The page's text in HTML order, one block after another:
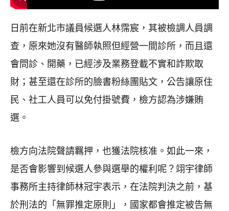
日前在新北市議員候選人林霈宸，其被檢調人員調
查，原來她沒有醫師執照但經營一間診所，而且還
會問診、開藥，已經涉及業務登載不實和詐欺取
財；甚至還在診所的臉書粉絲團貼文，公告讓原住
民、社工人員可以免付掛號費，檢方認為涉嫌賄
選。
檢方向法院聲請羈押，也獲法院核准。如此一來，
是否會影響到候選人參與選舉的權利呢？翊宇律師
事務所主持律師林冠宇表示，在法院判決之前，基
於刑法的「無罪推定原則」，國家都會推定被告無